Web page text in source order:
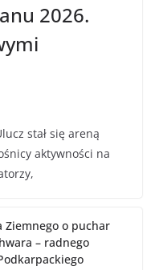
2026.
stał się areną
aktywności na
Ziemnego o puchar
– radnego